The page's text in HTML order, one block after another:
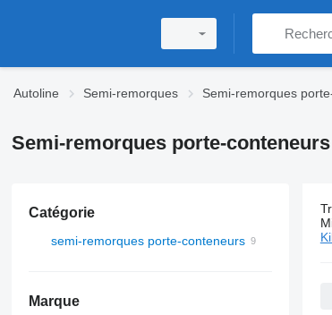
Autoline Semi-remorques Semi-remorques
Semi-remorques porte-conteneurs
Catégorie
semi-remorques porte-conteneurs
Marque